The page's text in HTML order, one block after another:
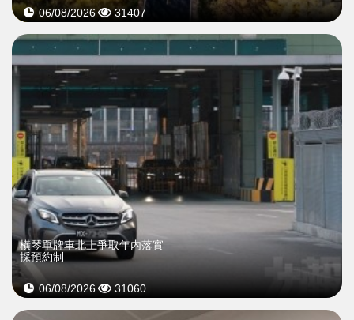
06/08/2026 31407
橫琴單牌車北上爭取年内落實
採預約制
06/08/2026 31060